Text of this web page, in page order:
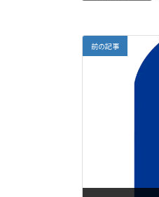
前の記事